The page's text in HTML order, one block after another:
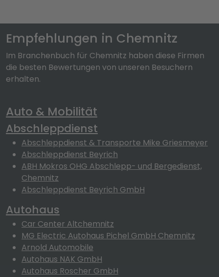
Empfehlungen in Chemnitz
Im Branchenbuch für Chemnitz haben diese Firmen
die besten Bewertungen von unseren Besuchern
erhalten.
Auto & Mobilität
Abschleppdienst
Abschleppdienst & Transporte Mike Griesmeyer
Abschleppdienst Beyrich
ABH Mokros OHG Abschlepp- und Bergedienst,
Chemnitz
Abschleppdienst Beyrich GmbH
Autohaus
Car Center Altchemnitz
MG Electric Autohaus Pichel GmbH Chemnitz
Arnold Automobile
Autohaus NAK GmbH
Autohaus Roscher GmbH